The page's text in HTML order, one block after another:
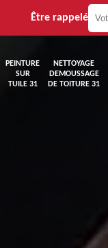
Être rappelé
PEINTURE
SUR
TUILE 31
NETTOYAGE
DEMOUSSAGE
DE TOITURE 31